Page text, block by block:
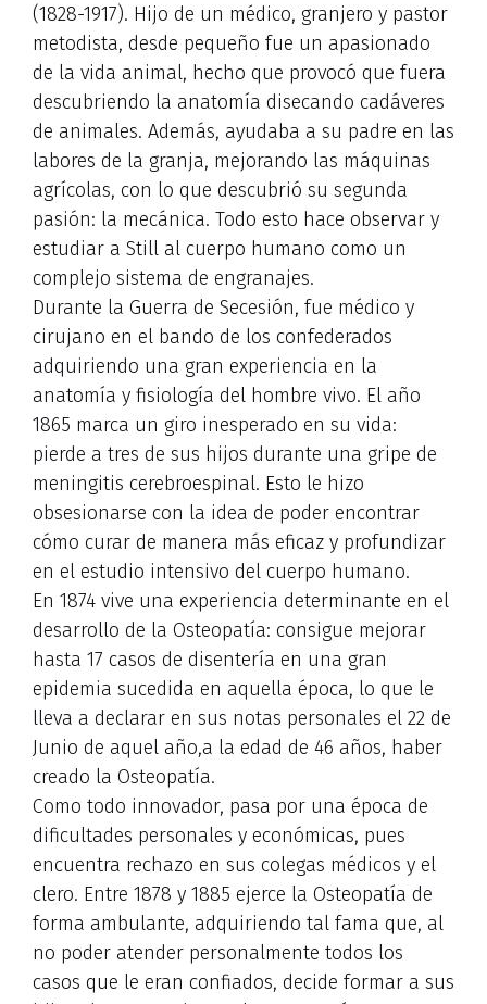
(1828-1917). Hijo de un médico, granjero y pastor
metodista, desde pequeño fue un apasionado
de la vida animal, hecho que provocó que fuera
descubriendo la anatomía disecando cadáveres
de animales. Además, ayudaba a su padre en las
labores de la granja, mejorando las máquinas
agrícolas, con lo que descubrió su segunda
pasión: la mecánica. Todo esto hace observar y
estudiar a Still al cuerpo humano como un
complejo sistema de engranajes.
Durante la Guerra de Secesión, fue médico y
cirujano en el bando de los confederados
adquiriendo una gran experiencia en la
anatomía y fisiología del hombre vivo. El año
1865 marca un giro inesperado en su vida:
pierde a tres de sus hijos durante una gripe de
meningitis cerebroespinal. Esto le hizo
obsesionarse con la idea de poder encontrar
cómo curar de manera más eficaz y profundizar
en el estudio intensivo del cuerpo humano.
En 1874 vive una experiencia determinante en el
desarrollo de la Osteopatía: consigue mejorar
hasta 17 casos de disentería en una gran
epidemia sucedida en aquella época, lo que le
lleva a declarar en sus notas personales el 22 de
Junio de aquel año,a la edad de 46 años, haber
creado la Osteopatía.
Como todo innovador, pasa por una época de
dificultades personales y económicas, pues
encuentra rechazo en sus colegas médicos y el
clero. Entre 1878 y 1885 ejerce la Osteopatía de
forma ambulante, adquiriendo tal fama que, al
no poder atender personalmente todos los
casos que le eran confiados, decide formar a sus